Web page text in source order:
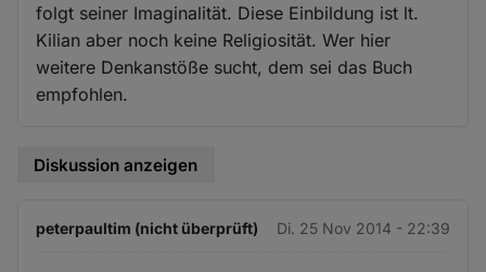
folgt seiner Imaginalität. Diese Einbildung ist lt.
Kilian aber noch keine Religiosität. Wer hier
weitere Denkanstöße sucht, dem sei das Buch
empfohlen.
Diskussion anzeigen
peterpaultim (nicht überprüft) Di. 25 Nov 2014 - 22:39